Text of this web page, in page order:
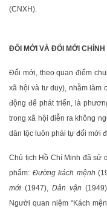
(CNXH).
ĐỔI MỚI VÀ ĐỔI MỚI CHÍNH
Đổi mới, theo quan điểm
xã hội và tư duy), nhằm làm
động để phát triển, là
trong xã hội diễn ra không
dân tộc luôn phải tự đổi mới
Chủ tịch Hồ Chí Minh đã sử
phẩm: Đường kách mệnh
mới (1947), Dân vận
Người quan niệm “Kách